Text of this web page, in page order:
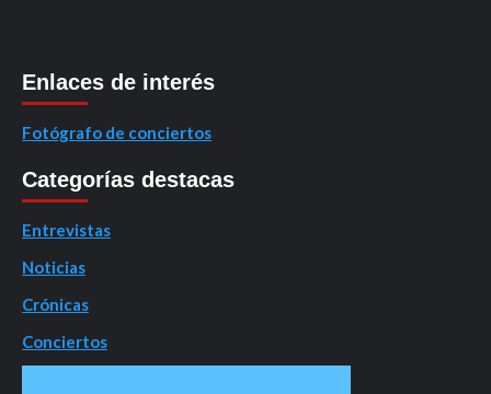
Enlaces de interés
Fotógrafo de conciertos
Categorías destacas
Entrevistas
Noticias
Crónicas
Conciertos